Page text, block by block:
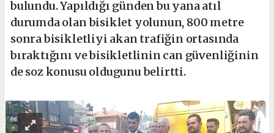
bulundu. Yapıldığı günden bu yana atıl
durumda olan bisiklet yolunun, 800 metre
sonra bisikletliyi akan trafiğin ortasında
bıraktığını ve bisikletlinin can güvenliğinin
de soz konusu oldugunu belirtti.